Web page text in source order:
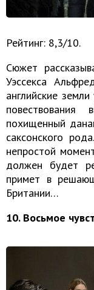
Рейтинг: 8,3/10.
Сюжет
Уэссекса
английские
похищенный
саксонского
непростой
должен будет
примет в
Британии…
10. Восьмое